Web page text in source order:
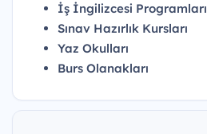
İş İngilizcesi Programları
Sınav Hazırlık Kursları
Yaz Okulları
Burs Olanakları